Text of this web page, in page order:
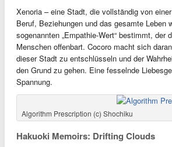
Xenoria – eine Stadt, die vollständig von
Beruf, Beziehungen und das gesamte Leben
sogenannten „Empathie-Wert“ bestimmt, der
Menschen offenbart. Cocoro macht sich
dieser Stadt zu entschlüsseln und der
den Grund zu gehen. Eine fesselnde
Spannung.
Algorithm Prescription (c) Shochiku
Hakuoki Memoirs: Drifting Clouds